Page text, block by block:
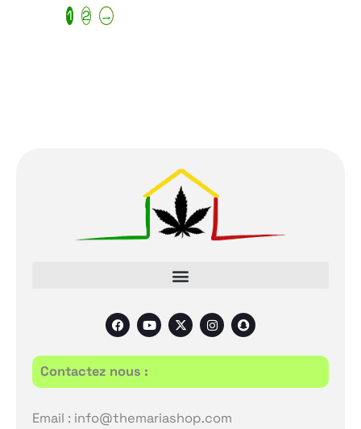
1 2 →
F
a
e
b
o
o
Y
o
t
e
X
-
w
t
r
I
n
t
r
m
S
n
p
a
Contactez nous :
Email : info@themariashop.com